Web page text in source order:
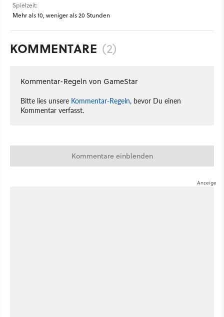
Spielzeit:
Mehr als 10, weniger als 20 Stunden
KOMMENTARE (2)
Kommentar-Regeln von GameStar
Bitte lies unsere Kommentar-Regeln, bevor Du einen
Kommentar verfasst.
Kommentare einblenden